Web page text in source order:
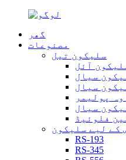
گھر
مصنوعات
سلیکون تیل
آئل
سیال
سیال
پولیمر
سیال
فلوئیڈ
کے لیے سلیکون
RS-193
RS-345